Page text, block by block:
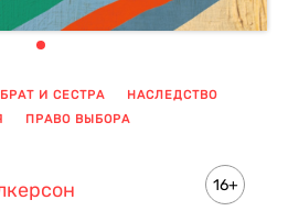
БРАТ И СЕСТРА
НАСЛЕДСТВО
ПРАВО ВЫБОРА
16+